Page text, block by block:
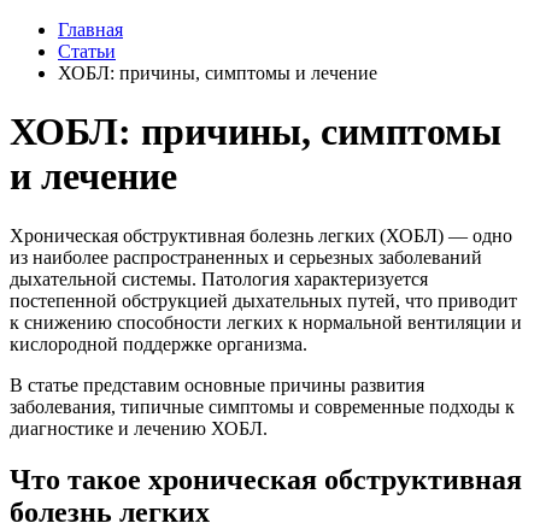
Главная
Статьи
ХОБЛ: причины, симптомы и лечение
ХОБЛ: причины, симптомы
и лечение
Хроническая обструктивная болезнь легких (ХОБЛ) — одно
из наиболее распространенных и серьезных заболеваний
дыхательной системы. Патология характеризуется
постепенной обструкцией дыхательных путей, что приводит
к снижению способности легких к нормальной вентиляции и
кислородной поддержке организма.
В статье представим основные причины развития
заболевания, типичные симптомы и современные подходы к
диагностике и лечению ХОБЛ.
Что такое хроническая обструктивная
болезнь легких